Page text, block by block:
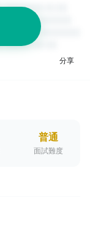
分享
普通
面試難度